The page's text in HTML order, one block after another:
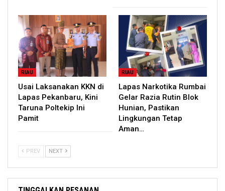
RIAU
Usai Laksanakan KKN di
Lapas Pekanbaru, Kini
Taruna Poltekip Ini
Pamit
RIAU
Lapas Narkotika Rumbai
Gelar Razia Rutin Blok
Hunian, Pastikan
Lingkungan Tetap
Aman…
PREV NEXT